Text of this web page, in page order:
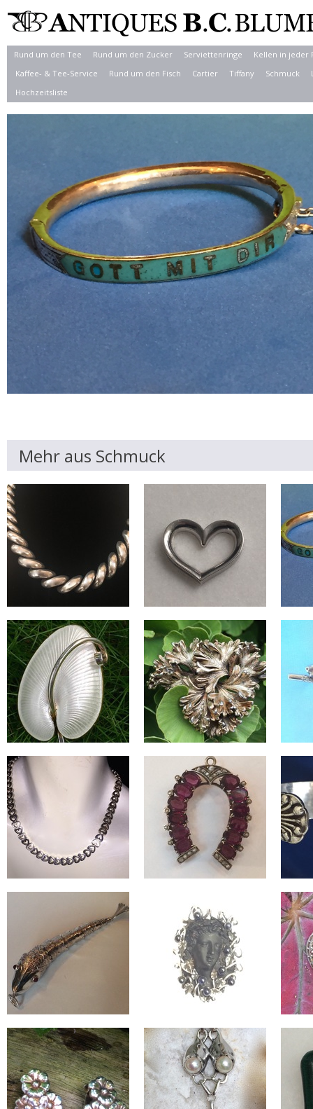
Rund um den Tee Rund um den Zucker Serviettenringe
Kellen in jeder
Kaffee- & Tee-Service
Rund um den Fisch Cartier Tiffany Schmuck
Hochzeitsliste
Mehr aus Schmuck